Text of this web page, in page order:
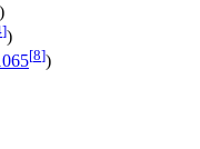
)
])
[8])